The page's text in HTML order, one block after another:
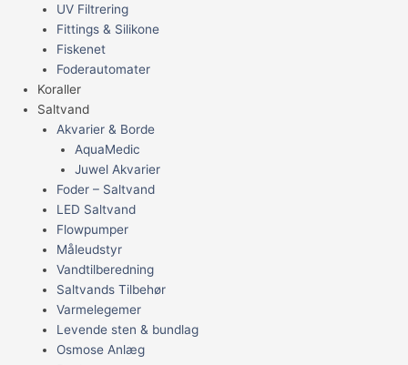
UV Filtrering
Fittings & Silikone
Fiskenet
Foderautomater
Koraller
Saltvand
Akvarier & Borde
AquaMedic
Juwel Akvarier
Foder – Saltvand
LED Saltvand
Flowpumper
Måleudstyr
Vandtilberedning
Saltvands Tilbehør
Varmelegemer
Levende sten & bundlag
Osmose Anlæg